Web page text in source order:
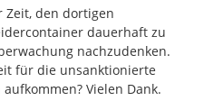
Zeit, den dortigen
dauerhaft zu
nachzudenken.
für die unsanktionierte
Vielen Dank.